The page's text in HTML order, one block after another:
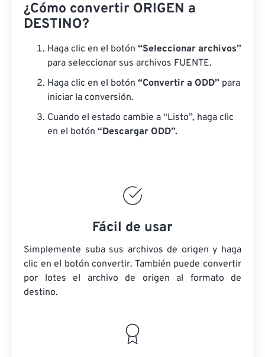
¿Cómo convertir ORIGEN a
DESTINO?
Haga clic en el botón “Seleccionar archivos”
para seleccionar sus archivos FUENTE.
Haga clic en el botón “Convertir a ODD” para
iniciar la conversión.
Cuando el estado cambie a “Listo”, haga clic
en el botón “Descargar ODD”.
Fácil de usar
Simplemente suba sus archivos de origen y haga
clic en el botón convertir. También puede convertir
por lotes el archivo de origen al formato de
destino.